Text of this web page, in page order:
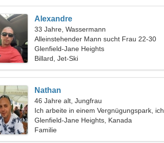
Alexandre
33 Jahre, Wassermann
Alleinstehender Mann sucht Frau 22-30
Glenfield-Jane Heights
Billard, Jet-Ski
Nathan
46 Jahre alt, Jungfrau
Ich arbeite in einem Vergnügungspark, ich
brauche eine schüchterne Frau
Glenfield-Jane Heights, Kanada
Familie